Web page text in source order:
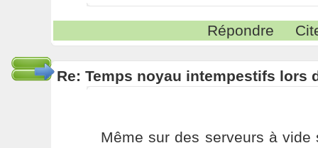
Répondre
Re: Temps noyau intempestifs lors
Même sur des serveurs à